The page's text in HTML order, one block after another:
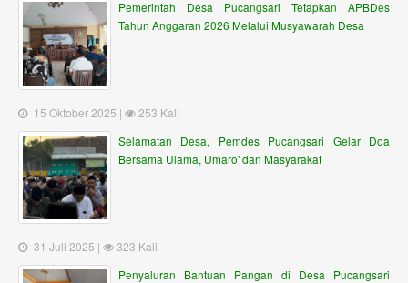
Pemerintah Desa Pucangsari Tetapkan APBDes
Tahun Anggaran 2026 Melalui Musyawarah Desa
15 Oktober 2025 |
253 Kali
Selamatan Desa, Pemdes Pucangsari Gelar Doa
Bersama Ulama, Umaro' dan Masyarakat
31 Juli 2025 |
323 Kali
Penyaluran Bantuan Pangan di Desa Pucangsari